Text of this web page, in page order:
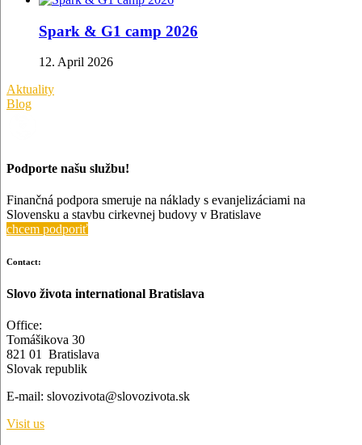
Spark & G1 camp 2026
12. April 2026
Aktuality
Blog
Podporte našu službu!
Finančná podpora smeruje na náklady s evanjelizáciami na
Slovensku a stavbu cirkevnej budovy v Bratislave
chcem podporiť
Contact:
Slovo života international Bratislava
Office:
Tomášikova 30
821 01 Bratislava
Slovak republik
E-mail: slovozivota@slovozivota.sk
Visit us